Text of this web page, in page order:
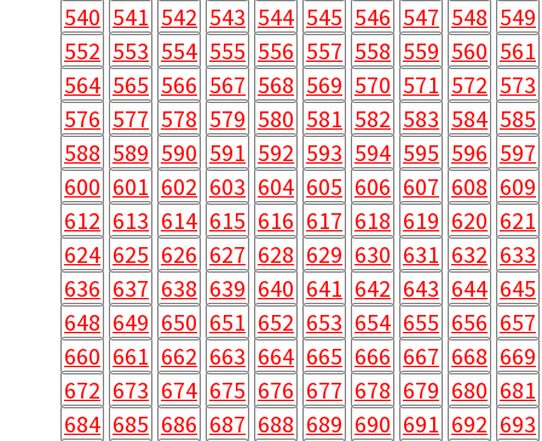
540 541 542 543 544 545 546 547 548 549
552 553 554 555 556 557 558 559 560 561
564 565 566 567 568 569 570 571 572 573
576 577 578 579 580 581 582 583 584 585
588 589 590 591 592 593 594 595 596 597
600 601 602 603 604 605 606 607 608 609
612 613 614 615 616 617 618 619 620 621
624 625 626 627 628 629 630 631 632 633
636 637 638 639 640 641 642 643 644 645
648 649 650 651 652 653 654 655 656 657
660 661 662 663 664 665 666 667 668 669
672 673 674 675 676 677 678 679 680 681
684 685 686 687 688 689 690 691 692 693